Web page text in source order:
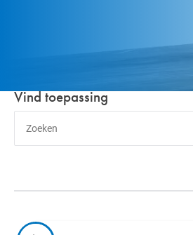
HYGIËNE BORSTELS
ALLE PRODUCTEN
Vind toepassing